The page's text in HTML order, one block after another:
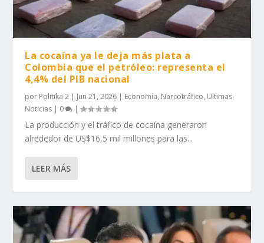
La cocaína ya le deja más plata a
Colombia que el petróleo: representa el
4,4% del PIB nacional
por Politika 2 | Jun 21, 2026 | Economía, Narcotráfico, Ultimas
Noticias | 0 |
La producción y el tráfico de cocaína generaron
alrededor de US$16,5 mil millones para las...
LEER MÁS